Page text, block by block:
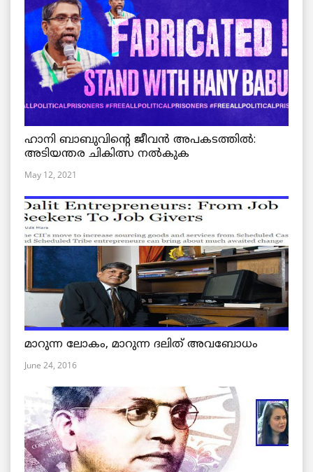
ഹാനി ബാബുവിന്റെ ജീവൻ അപകടത്തിൽ:
അടിയന്തര ചികിത്സ നൽകുക
May 12, 2021
മാറുന്ന ലോകം, മാറുന്ന ദലിത് അവബോധം
June 24, 2016